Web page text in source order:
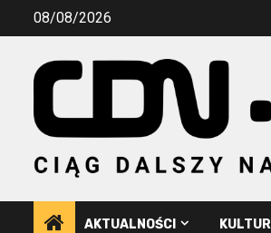
Przejdź08/08/2026
AKTUALNOŚCI